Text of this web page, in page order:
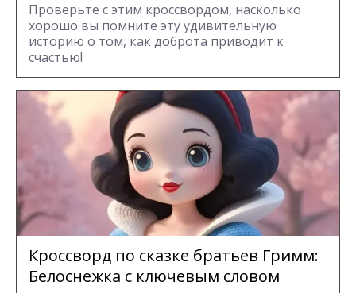
Проверьте с этим кроссвордом, насколько
хорошо вы помните эту удивительную
историю о том, как доброта приводит к
счастью!
Кроссворд по сказке братьев Гримм:
Белоснежка с ключевым словом